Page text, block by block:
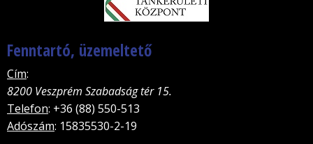
Fenntartó, üzemeltető
Cím:
8200 Veszprém Szabadság tér 15.
Telefon: +36 (88) 550-513
Adószám: 15835530-2-19